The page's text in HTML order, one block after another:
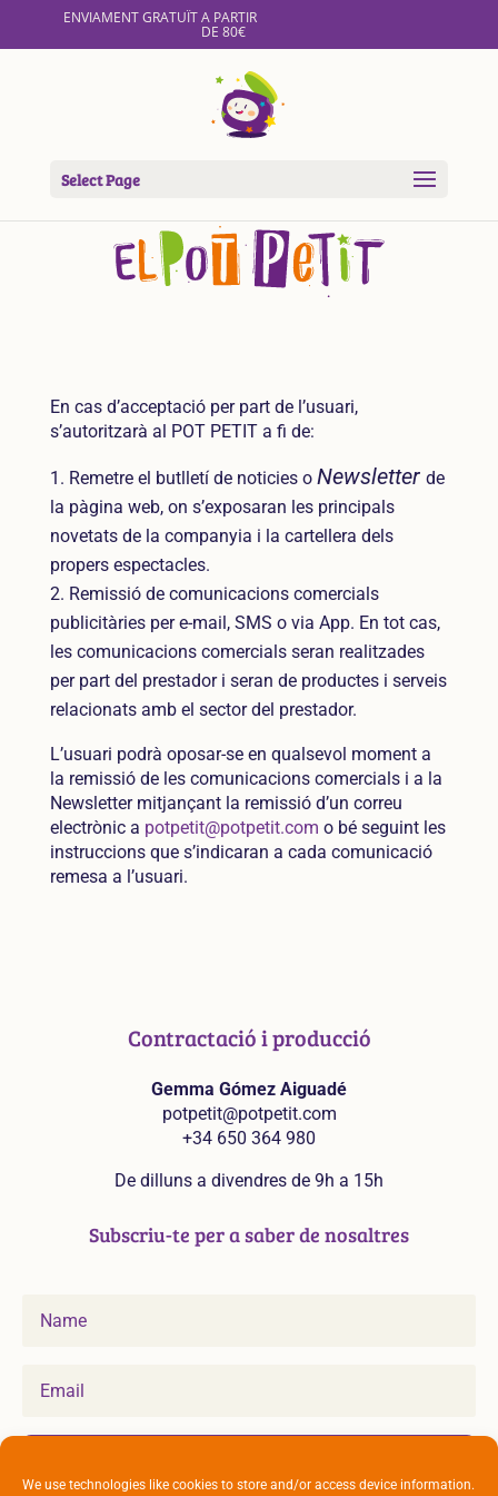
We use technologies like cookies to store and/or access device information.
ENVIAMENT GRATUÏT A PARTIR
DE 80€
Select Page
En cas d’acceptació per part de l’usuari,
s’autoritzarà al POT PETIT a fi de:
Remetre el butlletí de noticies o Newsletter de
la pàgina web, on s’exposaran les principals
novetats de la companyia i la cartellera dels
propers espectacles.
Remissió de comunicacions comercials
publicitàries per e-mail, SMS o via App. En tot cas,
les comunicacions comercials seran realitzades
per part del prestador i seran de productes i serveis
relacionats amb el sector del prestador.
L’usuari podrà oposar-se en qualsevol moment a
la remissió de les comunicacions comercials i a la
Newsletter mitjançant la remissió d’un correu
electrònic a potpetit@potpetit.com o bé seguint les
instruccions que s’indicaran a cada comunicació
remesa a l’usuari.
Contractació i producció
Gemma Gómez Aiguadé
potpetit@potpetit.com
+34 650 364 980
De dilluns a divendres de 9h a 15h
Subscriu-te per a saber de nosaltres